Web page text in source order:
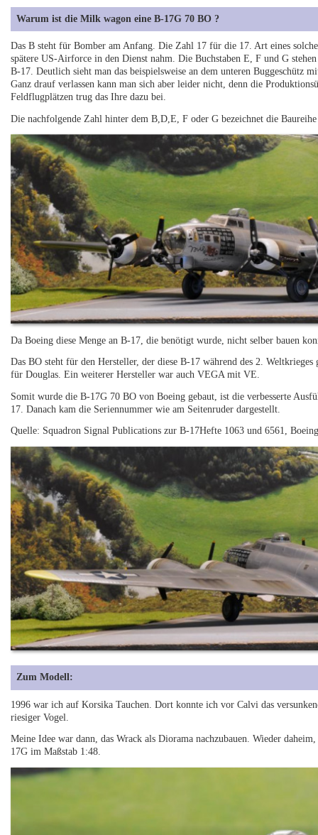
Warum ist die Milk wagon eine B-17G 70 BO ?
Das B steht für Bomber am Anfang. Die Zahl 17 für die 17. Art eines
spätere US-Airforce in den Dienst nahm. Die Buchstaben E, F und G
B-17. Deutlich sieht man das beispielsweise an dem unteren
Ganz drauf verlassen kann man sich aber leider nicht, denn die
Feldflugplätzen trug das Ihre dazu bei.
Die nachfolgende Zahl hinter dem B,D,E, F oder G bezeichnet die
Da Boeing diese Menge an B-17, die benötigt wurde, nicht selber bauen
Das BO steht für den Hersteller, der diese B-17 während des 2.
für Douglas. Ein weiterer Hersteller war auch VEGA mit VE.
Somit wurde die B-17G 70 BO von Boeing gebaut, ist die verbesserte
17. Danach kam die Seriennummer wie am Seitenruder dargestellt.
Quelle: Squadron Signal Publications zur B-17Hefte 1063 und 6561,
Zum Modell:
1996 war ich auf Korsika Tauchen. Dort konnte ich vor Calvi das
riesiger Vogel.
Meine Idee war dann, das Wrack als Diorama nachzubauen. Wieder
17G im Maßstab 1:48.